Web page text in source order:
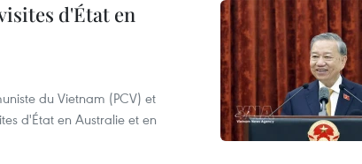
d'État en
du Vietnam (PCV) et
d'État en Australie et en